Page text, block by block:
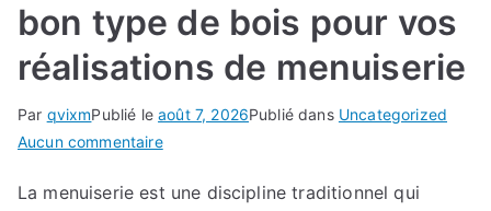
bon type de bois pour vos
réalisations de menuiserie
Par qvixmPublié leaoût 7, 2026Publié dans Uncategorized
Aucun commentairesur
pour
La menuiserie est une discipline traditionnel qui